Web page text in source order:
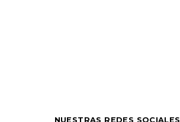
NUESTRAS REDES SOCIALES